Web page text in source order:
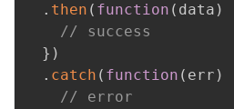
. then ( function ( data )
// success
} )
. catch ( function ( err )
// error